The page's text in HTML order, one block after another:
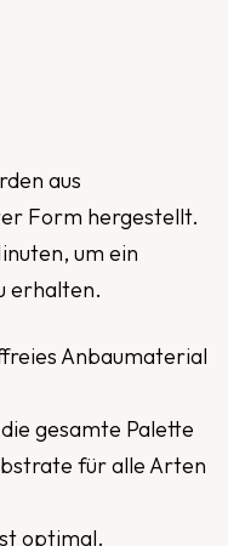
aus
Form hergestellt.
um ein
erhalten.
Anbaumaterial
gesamte Palette
für alle Arten
optimal.